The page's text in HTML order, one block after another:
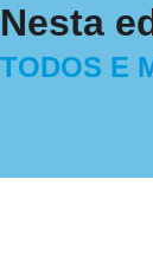
Nesta
TODOS E